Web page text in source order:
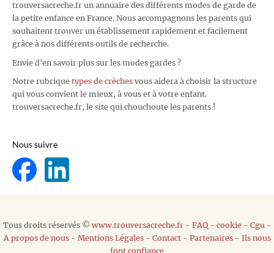
trouversacreche.fr un annuaire des différents modes de garde de
la petite enfance en France. Nous accompagnons les parents qui
souhaitent trouver un établissement rapidement et facilement
grâce à nos différents outils de recherche.
Envie d'en savoir plus sur les modes gardes ?
Notre rubrique types de crèches vous aidera à choisir la structure
qui vous convient le mieux, à vous et à votre enfant.
trouversacreche.fr, le site qui chouchoute les parents !
Nous suivre
Tous droits réservés © www.trouversacreche.fr- FAQ- cookie- Cgu -
A propos de nous- Mentions Légales- Contact- Partenaires- Ils nous
font confiance